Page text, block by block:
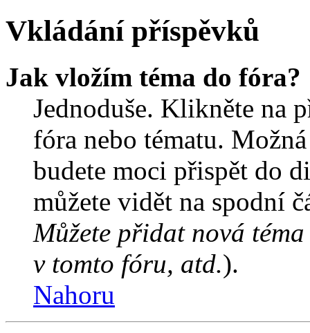
Vkládání příspěvků
Jak vložím téma do fóra?
Jednoduše. Klikněte na
fóra nebo tématu.
budete moci přispět do
můžete vidět na spodní
Můžete přidat nová
v tomto fóru, atd.).
Nahoru